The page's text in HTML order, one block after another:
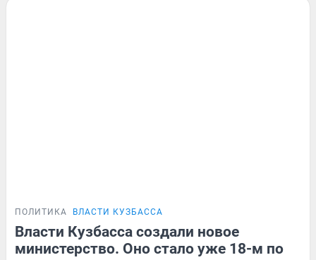
ПОЛИТИКА ВЛАСТИ КУЗБАССА
Власти Кузбасса создали новое
министерство. Оно стало уже 18-м по